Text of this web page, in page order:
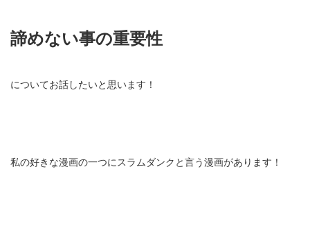
諦めない事の重要性
についてお話したいと思います！
私の好きな漫画の一つにスラムダンクと言う漫画があります！